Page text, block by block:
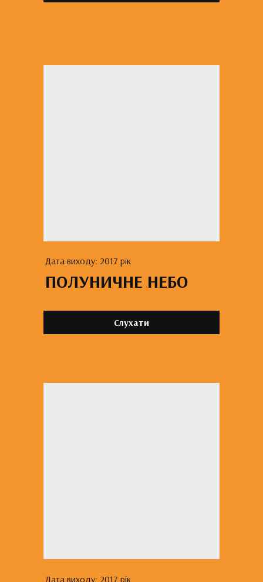
ПОЛУНИЧНЕ НЕБО
Дата виходу: 2017 рік
Дата виходу: 2017 рік
Слухати